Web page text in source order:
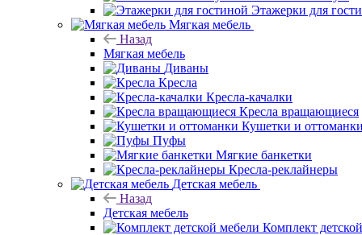
Этажерки для
Мягкая мебель
Назад
Мягкая мебель
Диваны
Кресла
Кресла-качалки
Кресла вращающиеся
Кушетки и оттоманки
Пуфы
Мягкие банкетки
Кресла-реклайнеры
Детская мебель
Назад
Детская мебель
Комплект